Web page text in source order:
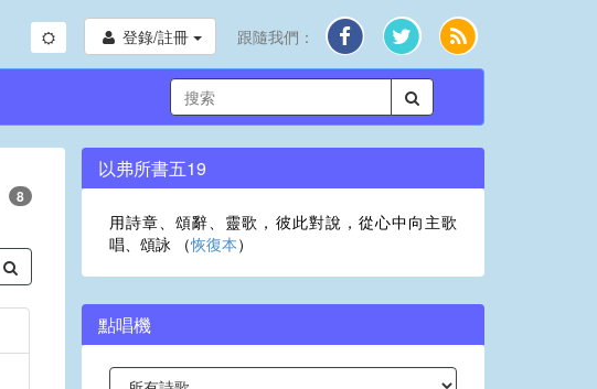
登錄/註冊 跟隨我們：
8
以弗所書五19
用詩章、頌辭、靈歌，彼此對說，從心中向主歌
唱、頌詠 （恢復本）
點唱機